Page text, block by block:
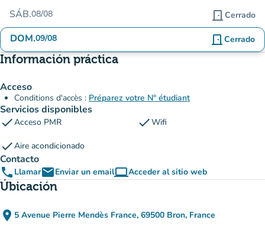
SÁB.08/08 door_front Cerrado
DOM.09/08 door_front Cerrado
Información práctica
Acceso
Conditions d'accès : Préparez votre N° étudiant
Servicios disponibles
checkAcceso PMR checkWifi
checkAire acondicionado
Contacto
phone LlamaremailEnviar un emailcomputerAcceder al sitio web
(nueva pestaña)
Úbicación
place 5 Avenue Pierre Mendès France, 69500 Bron, France
(abrir en Google Maps)
(nueva pestaña)